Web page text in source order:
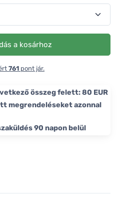
a kosárhoz
761 pont jár.
összeg felett: 80 EUR
megrendeléseket azonnal
90 napon belül